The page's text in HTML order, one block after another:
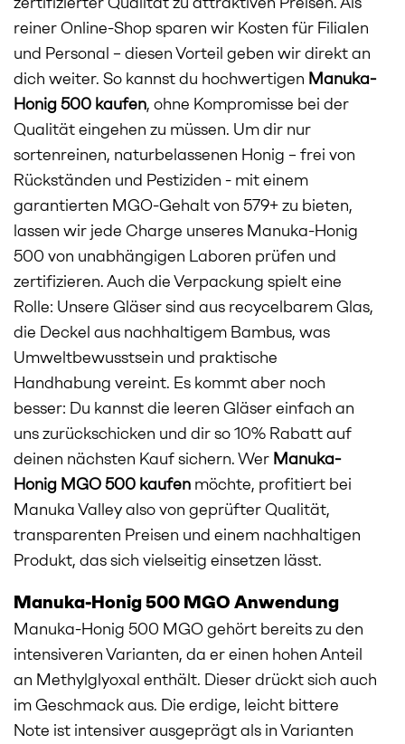
reiner Online-Shop sparen wir Kosten für Filialen
und Personal – diesen Vorteil geben wir direkt an
dich weiter. So kannst du hochwertigen Manuka-
Honig 500 kaufen, ohne Kompromisse bei der
Qualität eingehen zu müssen. Um dir nur
sortenreinen, naturbelassenen Honig – frei von
Rückständen und Pestiziden - mit einem
garantierten MGO-Gehalt von 579+ zu bieten,
lassen wir jede Charge unseres Manuka-Honig
500 von unabhängigen Laboren prüfen und
zertifizieren. Auch die Verpackung spielt eine
Rolle: Unsere Gläser sind aus recycelbarem Glas,
die Deckel aus nachhaltigem Bambus, was
Umweltbewusstsein und praktische
Handhabung vereint. Es kommt aber noch
besser: Du kannst die leeren Gläser einfach an
uns zurückschicken und dir so 10% Rabatt auf
deinen nächsten Kauf sichern. Wer Manuka-
Honig MGO 500 kaufen möchte, profitiert bei
Manuka Valley also von geprüfter Qualität,
transparenten Preisen und einem nachhaltigen
Produkt, das sich vielseitig einsetzen lässt.
Manuka-Honig 500 MGO Anwendung
Manuka-Honig 500 MGO gehört bereits zu den
intensiveren Varianten, da er einen hohen Anteil
an Methylglyoxal enthält. Dieser drückt sich auch
im Geschmack aus. Die erdige, leicht bittere
Note ist intensiver ausgeprägt als in Varianten